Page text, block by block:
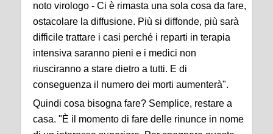
noto virologo - Ci è rimasta una sola cosa da fare,
ostacolare la diffusione. Più si diffonde, più sarà
difficile trattare i casi perché i reparti in terapia
intensiva saranno pieni e i medici non
riusciranno a stare dietro a tutti. E di
conseguenza il numero dei morti aumenterà".
Quindi cosa bisogna fare? Semplice, restare a
casa. "È il momento di fare delle rinunce in nome